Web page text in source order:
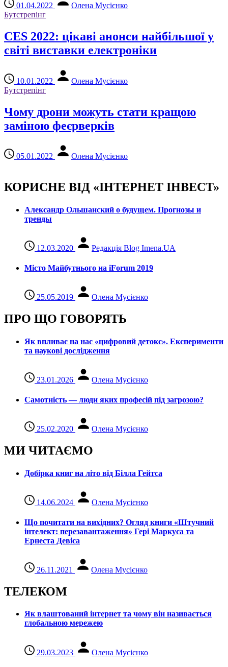
01.04.2022
Олена Мусієнко
Бутстрепінг
CES 2022: цікаві анонси найбільшої у
світі виставки електроніки
10.01.2022
Олена Мусієнко
Бутстрепінг
Чому дрони можуть стати кращою
заміною феєрверків
05.01.2022 Олена Мусієнко
КОРИСНЕ ВІД «ІНТЕРНЕТ ІНВЕСТ»
Александр Ольшанский о будущем. Прогнозы и
тренды
12.03.2020 Редакція Blog Imena.UA
Місто Майбутнього на iForum 2019
25.05.2019 Олена Мусієнко
ПРО ЩО ГОВОРЯТЬ
Як впливає на нас «цифровий детокс». Експерименти
та наукові дослідження
23.01.2026 Олена Мусієнко
Самотність — люди яких професій під загрозою?
25.02.2020 Олена Мусієнко
МИ ЧИТАЄМО
Добірка книг на літо від Білла Гейтса
14.06.2024 Олена Мусієнко
Що почитати на вихідних? Огляд книги «Штучний
інтелект: перезавантаження» Гері Маркуса та
Ернеста Девіса
26.11.2021 Олена Мусієнко
ТЕЛЕКОМ
Як влаштований інтернет та чому він називається
глобальною мережею
29.03.2023 Олена Мусієнко